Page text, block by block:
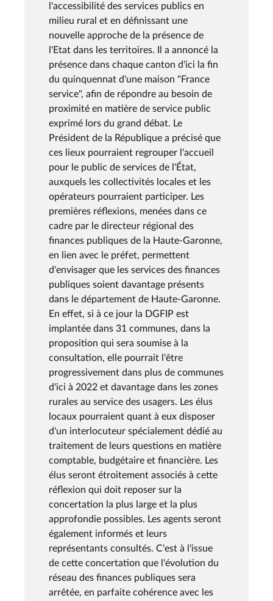
l'accessibilité des services publics en
milieu rural et en définissant une
nouvelle approche de la présence de
l'Etat dans les territoires. Il a annoncé la
présence dans chaque canton d'ici la fin
du quinquennat d'une maison "France
service", afin de répondre au besoin de
proximité en matière de service public
exprimé lors du grand débat. Le
Président de la République a précisé que
ces lieux pourraient regrouper l'accueil
pour le public de services de l'État,
auxquels les collectivités locales et les
opérateurs pourraient participer. Les
premières réflexions, menées dans ce
cadre par le directeur régional des
finances publiques de la Haute-Garonne,
en lien avec le préfet, permettent
d'envisager que les services des finances
publiques soient davantage présents
dans le département de Haute-Garonne.
En effet, si à ce jour la DGFIP est
implantée dans 31 communes, dans la
proposition qui sera soumise à la
consultation, elle pourrait l'être
progressivement dans plus de communes
d'ici à 2022 et davantage dans les zones
rurales au service des usagers. Les élus
locaux pourraient quant à eux disposer
d'un interlocuteur spécialement dédié au
traitement de leurs questions en matière
comptable, budgétaire et financière. Les
élus seront étroitement associés à cette
réflexion qui doit reposer sur la
concertation la plus large et la plus
approfondie possibles. Les agents seront
également informés et leurs
représentants consultés. C'est à l'issue
de cette concertation que l'évolution du
réseau des finances publiques sera
arrêtée, en parfaite cohérence avec les